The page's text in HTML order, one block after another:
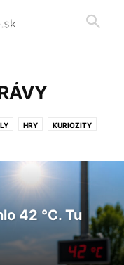
HRY KURIOZITY
42 °C. Tu